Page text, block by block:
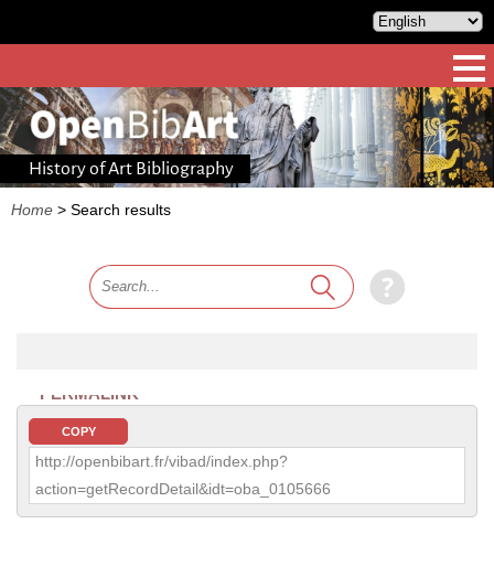
History of Art Bibliography
Home > Search results
PERMALINK
COPY
http://openbibart.fr/vibad/index.php?
action=getRecordDetail&idt=oba_0105666